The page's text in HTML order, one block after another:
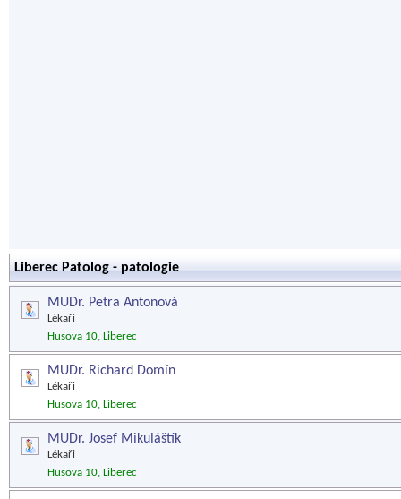
Liberec Patolog - patologie
MUDr. Petra Antonová
Lékaři
Husova 10, Liberec
MUDr. Richard Domín
Lékaři
Husova 10, Liberec
MUDr. Josef Mikuláštík
Lékaři
Husova 10, Liberec